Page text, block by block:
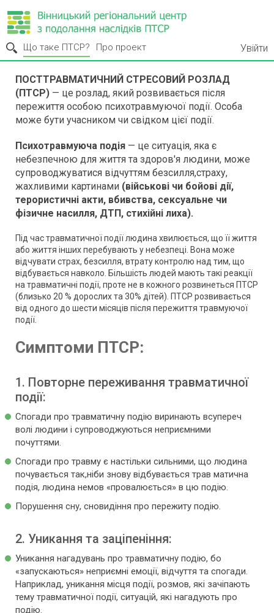
Що таке ПТСР? Про проект Увійти
ПОСТТРАВМАТИЧНИЙ СТРЕСОВИЙ РОЗЛАД
(ПТСР) — це розлад, який розвивається після
пережиття особою психотравмуючої події. Особа
може бути учасником чи свідком цієї події.
Психотравмуюча подія — це ситуація, яка є
небезпечною для життя та здоров'я людини, може
супроводжуватися відчуттям безсилля,страху,
жахливими картинами (військові чи бойові дії,
терористичні акти, вбивства, сексуальне чи
фізичне насилля, ДТП, стихійні лиха).
Під час травматичної події людина хвилюється, що її життя
або життя інших перебувають у небезпеці. Вона може
відчувати страх, безсилля, втрату контролю над тим, що
відбувається навколо. Більшість людей мають такі реакції
на травматичні події, проте не в кожного розвинеться ПТСР
(близько 20 % дорослих та 30% дітей). ПТСР розвивається
від одного до шести місяців після пережиття травмуючої
події.
Симптоми ПТСР:
1. Повторне переживання травматичної
події:
Спогади про травматичну подію виринають всупереч
волі людини і супроводжуються неприємними
почуттями.
Спогади про травму є настільки сильними, що людина
почувається так,ніби знову відбувається трав матична
подія, людина немов «провалюється» в цю подію.
Порушення сну, сновидіння про пережиту подію.
2. Уникання та заціпеніння:
Уникання нагадувань про травматичну подію, бо
«запускаються» неприємні емоції, відчуття та спогади.
Наприклад, уникання місця події, розмов, які зачіпають
тему травматичної події, ситуацій, які нагадують про
подію.